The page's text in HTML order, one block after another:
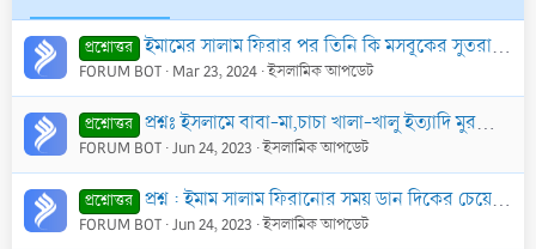
প্রশ্নোত্তর ইমামের সালাম ফিরার পর তিনি কি মসবূকের সুতরাহ থাকেন?
FORUM BOT Mar 23, 2024 ইসলামিক আপডেট
প্রশ্নোত্তর প্রশ্নঃ ইসলামে বাবা-মা,চাচা খালা-খালু ইত্যাদি মুরব্বিদেরকে কি পাঁ ছুঁয়ে সালাম করা যায়েজ আছে? কিংবা ইসলামে কি পাঁ ছুঁয়ে সালাম করা যায়েজ আছে?
FORUM BOT Jun 24, 2023 ইসলামিক আপডেট
প্রশ্নোত্তর প্রশ্ন : ইমাম সালাম ফিরানোর সময় ডান দিকের চেয়ে বাম দিকের সালামে স্বর কিছু নীচু করবেন মর্মে শরী‘আতে কোন নির্দেশনা আছে কি?
FORUM BOT Jun 24, 2023 ইসলামিক আপডেট